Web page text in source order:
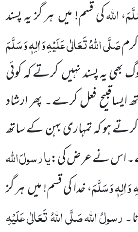
،اللّٰہکی قسم! میںہر گز یہ پسند
صَلَّی اللّٰہُ تَعَالٰی عَلَیْہِ وَاٰلِہٖ وَسَلَّمَ
بھی یہ پسند نہیںکرتے کہ کوئی
ایساقبیح فعل کرے۔ پھر ارشاد
کرتے ہو کہ تمہاری بہن کے ساتھ
اس نے عرض کی:یارسولَاللّٰہ
وَاٰلِہٖوَسَلَّمَ،خدا کی قسم! میںہر گز
رسولُ اللّٰہصَلَّی اللّٰہُ تَعَالٰی عَلَیْہِ